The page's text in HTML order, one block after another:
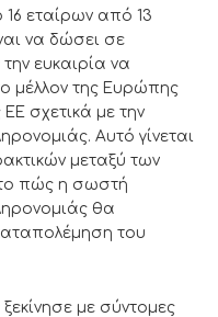
16 εταίρων από 13
να δώσει σε
ευκαιρία να
μέλλον της Ευρώπης
ΕΕ σχετικά με την
Αυτό γίνεται
μεταξύ των
το πώς η σωστή
θα
του
με σύντομες